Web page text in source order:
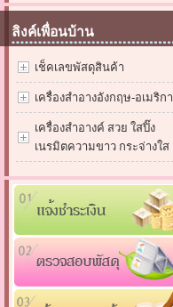
ลิงค์เพื่อนบ้าน
เช็คเลขพัสดุสินค้า
เครื่องสำอางอังกฤษ-อเมริกา
เครื่องสำอางค์ สวย ใสปิ๊ง
เนรมิตความขาว กระจ่างใส